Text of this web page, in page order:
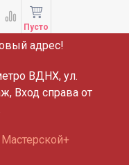
адрес!
ВДНХ, ул.
Вход справа от
Пусто